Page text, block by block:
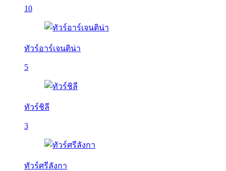
10
ทัวร์อาร์เจนติน่า
5
ทัวร์ชิลี
3
ทัวร์ศรีลังกา